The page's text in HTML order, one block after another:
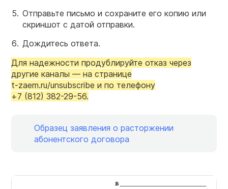
Отправьте письмо и сохраните его копию или
скриншот с датой отправки.
Дождитесь ответа.
Для надежности продублируйте отказ через
другие каналы — на странице
t-zaem.ru/unsubscribe и по телефону
+7 (812) 382-29-56.
Образец заявления о расторжении
абонентского договора